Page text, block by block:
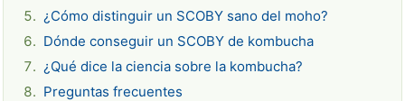
¿Cómo distinguir un SCOBY sano del moho?
Dónde conseguir un SCOBY de kombucha
¿Qué dice la ciencia sobre la kombucha?
Preguntas frecuentes